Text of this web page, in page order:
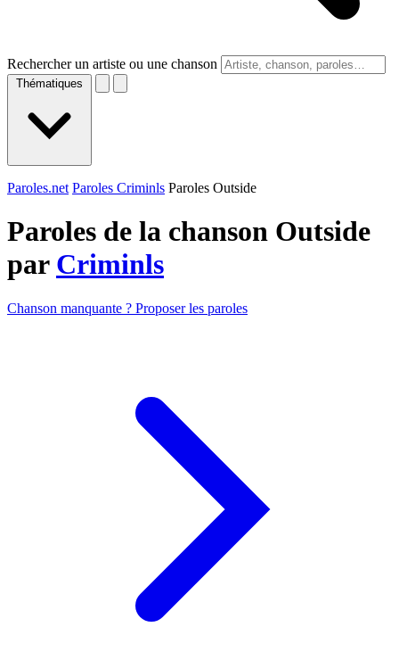
Rechercher un artiste ou une chanson
Thématiques
Paroles.net Paroles Criminls Paroles Outside
Paroles de la chanson Outside
par Criminls
Chanson manquante ? Proposer les paroles